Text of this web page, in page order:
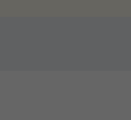
4x Zaunpfosten, 1x